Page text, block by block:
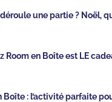
une partie ? Noël,
Room en Boîte est LE
Boîte : l’activité parfaite